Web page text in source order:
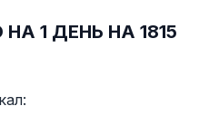
1 ДЕНЬ НА 1815